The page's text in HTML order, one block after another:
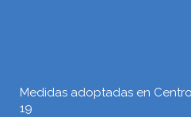
Medidas adoptadas en
19